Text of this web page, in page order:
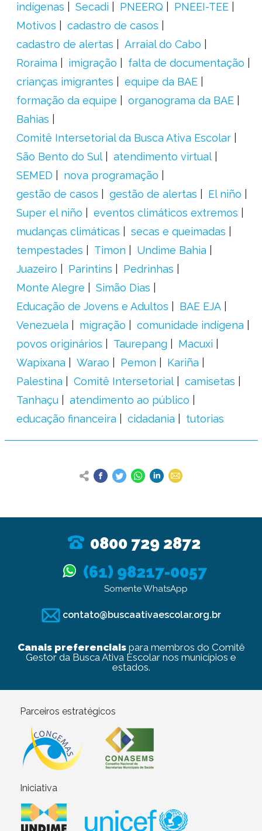
indígenas
Secadi PNEERQ
PNEEI-TEE
Motivos
cadastro de casos
cadastro de alertas
Arraial do Cabo
Roraima
imigração
falta de documentação
crianças imigrantes
equipe da BAE
formação da equipe
organograma da BAE
Bahias
Comitê Intersetorial da Busca Ativa Escolar
São Bento do Sul
atendimento virtual
SEMED
nova programação
gestão de casos
gestão de alertas
El niño
Super el niño
eventos climáticos extremos
mudanças climáticas
secas e queimadas
tempestades
Timon
Undime Bahia
Juazeiro
Parintins
Pedrinhas
Monte Alegre
Simão Dias
Educação de Jovens e Adultos
BAE EJA
Venezuela
migração
comunidade indígena
povos originários
Taurepang
Macuxi
Wapixana
Warao Pemon
Kariña
Palestina
Comitê Intersetorial
camisetas
Tanhaçu
atendimento ao público
educação financeira
cidadania tutorias
0800 729 2872
(61) 98217-0057
Somente WhatsApp
contato@buscaativaescolar.org.br
Canais preferenciaispara membros do Comitê
Gestor da Busca Ativa Escolar nos municípios e
estados.
Parceiros estratégicos
Iniciativa